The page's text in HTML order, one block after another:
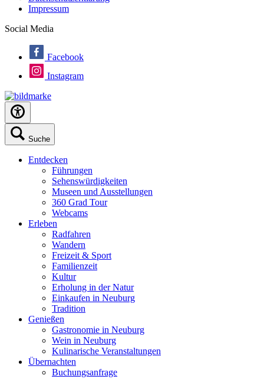
Impressum
Social Media
Facebook
Instagram
Suche
Entdecken
Führungen
Sehenswürdigkeiten
Museen und Ausstellungen
360 Grad Tour
Webcams
Erleben
Radfahren
Wandern
Freizeit & Sport
Familienzeit
Kultur
Erholung in der Natur
Einkaufen in Neuburg
Tradition
Genießen
Gastronomie in Neuburg
Wein in Neuburg
Kulinarische Veranstaltungen
Übernachten
Buchungsanfrage